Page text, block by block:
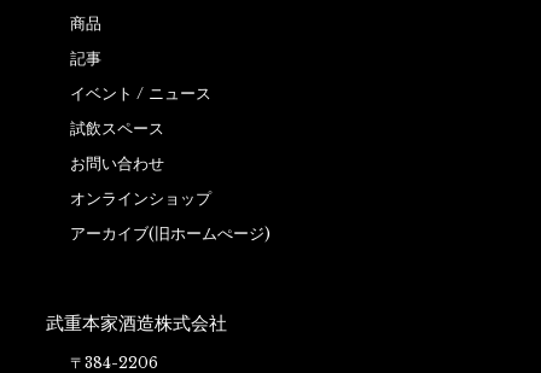
商品
記事
イベント / ニュース
試飲スペース
お問い合わせ
オンラインショップ
アーカイブ(旧ホームぺージ)
武重本家酒造株式会社
〒384-2206